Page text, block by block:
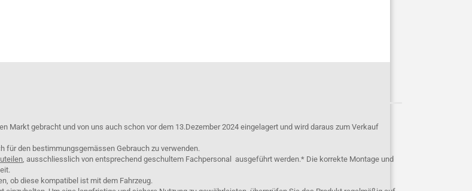
Markt gebracht und von uns auch schon vor dem 13.Dezember 2024 eingelagert und wird daraus zum Verkauf
für den bestimmungsgemässen Gebrauch zu verwenden.
, ausschliesslich von entsprechend geschultem Fachpersonal ausgeführt werden.* Die korrekte Montage und
ob diese kompatibel ist mit dem Fahrzeug.